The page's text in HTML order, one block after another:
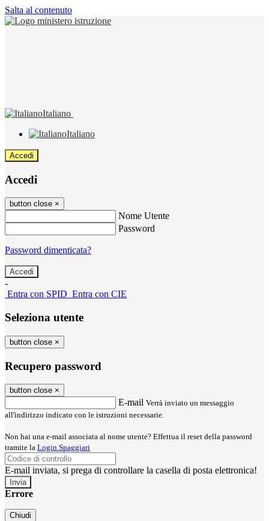
Salta al contenuto
Italiano
Italiano
Accedi
Accedi
button close ×
Nome Utente
Password
Password dimenticata?
-
Entra con SPID Entra con CIE
Seleziona utente
button close ×
Recupero password
button close ×
E-mail Verrà inviato un messaggio
all'indirizzo indicato con le istruzioni necessarie.
Non hai una e-mail associata al nome utente? Effettua il reset della password
tramite la Login Spaggiari
E-mail inviata, si prega di controllare la casella di posta elettronica!
Errore
Chiudi